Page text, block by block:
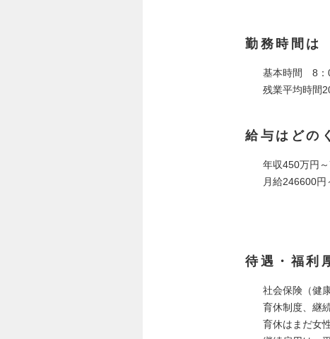
勤務時間は
基本時間 8：
残業平均時間
給与はどの
年収450万円
月給246600円
待遇・福利
社会保険（健
育休制度、継
育休はまだ女